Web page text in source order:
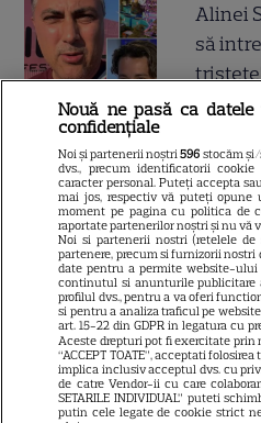
Alinei
să
fost
acum
fotbal
sunt
Nouă ne pasă ca
confidențiale
Noi și partenerii noștri596 stocăm
dvs., precum identificatorii
caracter personal. Puteți accepta
mai jos, respectiv vă puteți
moment pe pagina cu politica de
raportate partenerilor noștri și nu vă
Noi si partenerii nostri (retelele
partenere, precum si furnizorii
date pentru a permite website-
continutul si anunturile publicitare
profilul dvs., pentru a va oferi
si pentru a analiza traficul pe
art. 15-22 din GDPR in legatura cu
Aceste drepturi pot fi exercitate
“ACCEPT TOATE”, acceptati
implica inclusiv acceptul dvs. cu
de catre Vendor-ii cu care
SETARILE INDIVIDUAL” puteti
putin cele legate de cookie strict